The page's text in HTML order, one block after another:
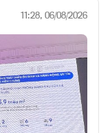
11:28, 06/08/2026